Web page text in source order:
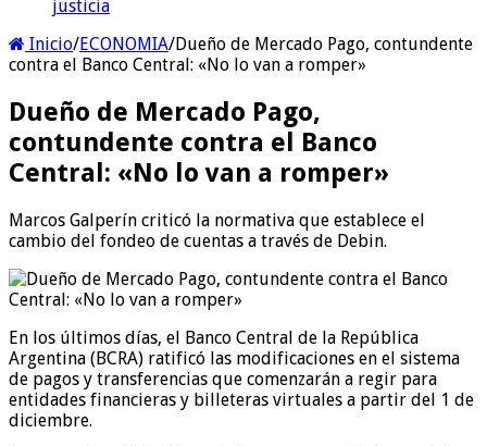
justicia
Inicio/ECONOMIA/Dueño de Mercado Pago, contundente
contra el Banco Central: «No lo van a romper»
Dueño de Mercado Pago,
contundente contra el Banco
Central: «No lo van a romper»
Marcos Galperín criticó la normativa que establece el
cambio del fondeo de cuentas a través de Debin.
En los últimos días, el Banco Central de la República
Argentina (BCRA) ratificó las modificaciones en el sistema
de pagos y transferencias que comenzarán a regir para
entidades financieras y billeteras virtuales a partir del 1 de
diciembre.